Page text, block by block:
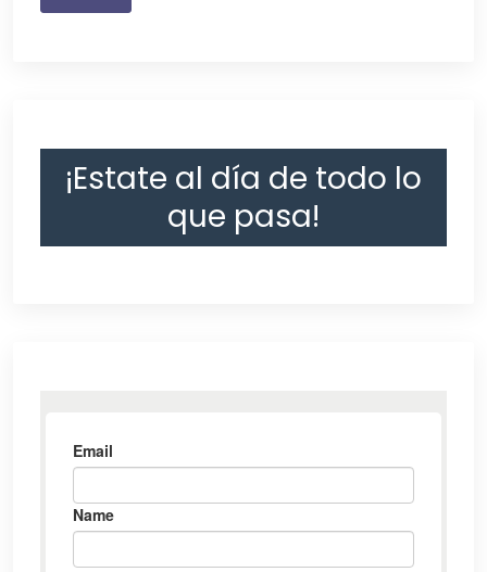
¡Estate al día de todo lo
que pasa!